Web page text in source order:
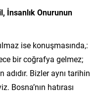
İnsanlık Onurunun
ise konuşmasında,:
bir coğrafya gelmez;
Bizler aynı tarihin
Bosna’nın hatırası